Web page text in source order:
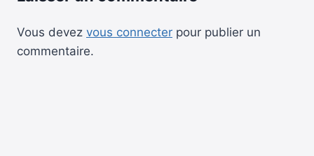
Vous devez vous connecter pour publier un
commentaire.